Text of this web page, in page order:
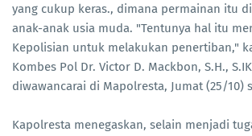
yang cukup keras., dimana permainan itu
anak-anak usia muda. "Tentunya hal itu
Kepolisian untuk melakukan penertiban,"
Kombes Pol Dr. Victor D. Mackbon, S.H.,
diwawancarai di Mapolresta, Jumat (25/10)
Kapolresta menegaskan, selain menjadi